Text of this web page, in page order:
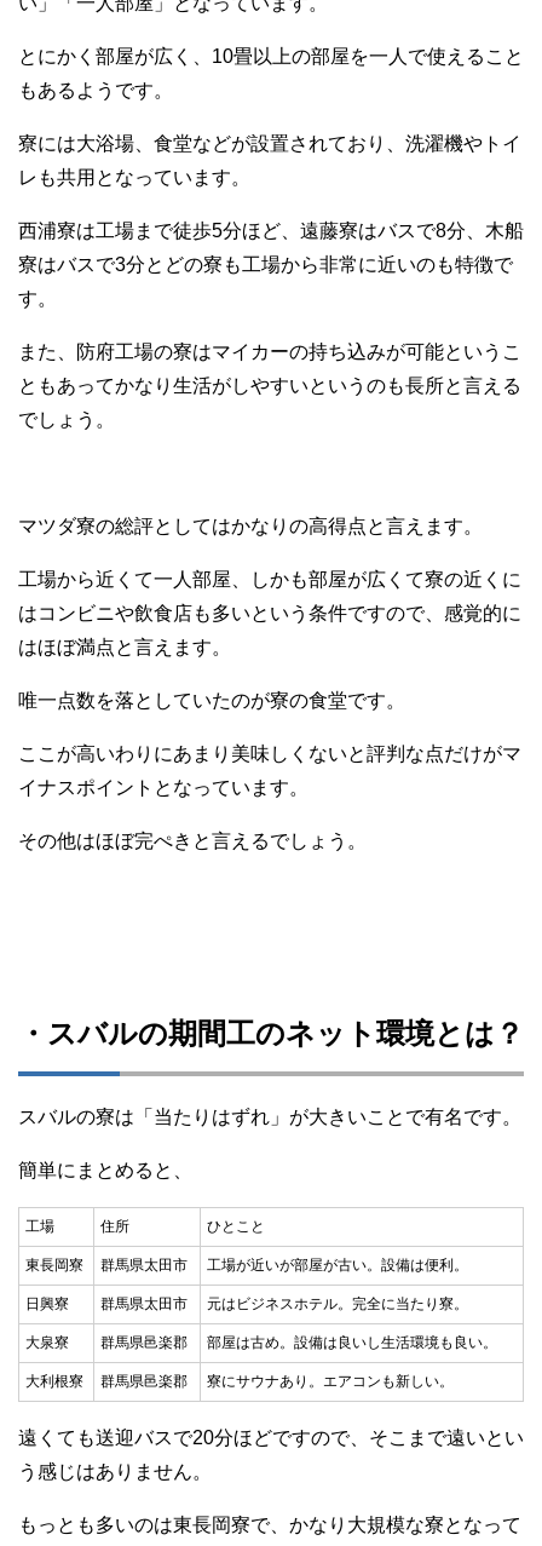
とにかく部屋が広く、10畳以上の部屋を一人で使えること
もあるようです。
寮には大浴場、食堂などが設置されており、洗濯機やトイ
レも共用となっています。
西浦寮は工場まで徒歩5分ほど、遠藤寮はバスで8分、木船
寮はバスで3分とどの寮も工場から非常に近いのも特徴で
す。
また、防府工場の寮はマイカーの持ち込みが可能というこ
ともあってかなり生活がしやすいというのも長所と言える
でしょう。
マツダ寮の総評としてはかなりの高得点と言えます。
工場から近くて一人部屋、しかも部屋が広くて寮の近くに
はコンビニや飲食店も多いという条件ですので、感覚的に
はほぼ満点と言えます。
唯一点数を落としていたのが寮の食堂です。
ここが高いわりにあまり美味しくないと評判な点だけがマ
イナスポイントとなっています。
その他はほぼ完ぺきと言えるでしょう。
・スバルの期間工のネット環境とは？
スバルの寮は「当たりはずれ」が大きいことで有名です。
簡単にまとめると、
工場 住所 ひとこと
東長岡寮 群馬県太田市 工場が近いが部屋が古い。設備は便利。
日興寮 群馬県太田市 元はビジネスホテル。完全に当たり寮。
大泉寮 群馬県邑楽郡 部屋は古め。設備は良いし生活環境も良い。
大利根寮 群馬県邑楽郡 寮にサウナあり。エアコンも新しい。
遠くても送迎バスで20分ほどですので、そこまで遠いとい
う感じはありません。
もっとも多いのは東長岡寮で、かなり大規模な寮となって